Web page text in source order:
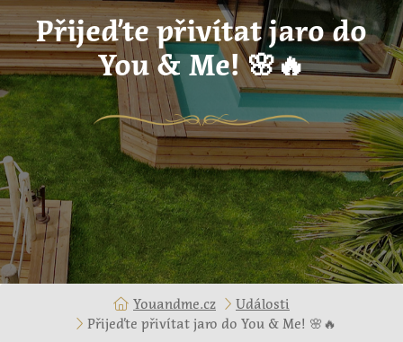
Přijeďte přivítat jaro do
You & Me! 🌸🔥
Youandme.cz
Události
Přijeďte přivítat jaro do You & Me! 🌸🔥